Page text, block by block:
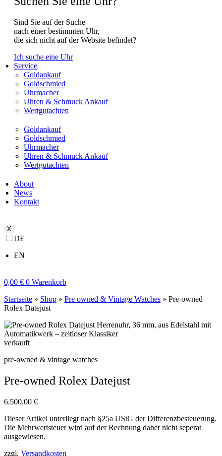
Sind Sie auf der Suche
nach einer bestimmten Uhr,
die sich nicht auf der Website befindet?
Ich suche eine Uhr
Service
Goldankauf
Goldschmied
Uhrmacher
Uhren & Schmuck Ankauf
Wertgutachten
Goldankauf
Goldschmied
Uhrmacher
Uhren & Schmuck Ankauf
Wertgutachten
About
News
Kontakt
X
DE
EN
0,00 € 0 Warenkorb
Startseite » Shop » Pre owned & Vintage Watches » Pre-owned
Rolex Datejust
verkauft
pre-owned & vintage watches
Pre-owned Rolex Datejust
6.500,00 €
Dieser Artikel unterliegt nach §25a UStG der Differenzbesteuerung.
Die Mehrwertsteuer wird auf der Rechnung daher nicht seperat
ausgewiesen.
zzgl. Versandkosten